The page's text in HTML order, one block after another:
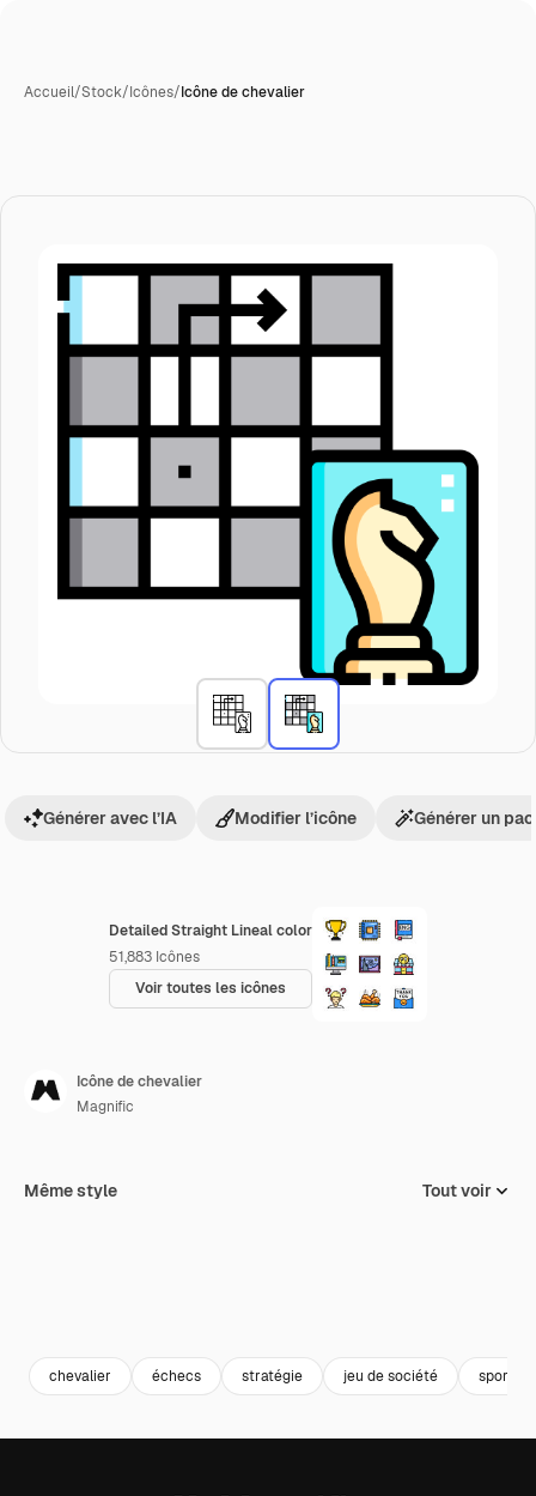
Accueil/Stock/Icônes/Icône de chevalier
Detailed Straight Lineal color
51,883 Icônes
Voir toutes les icônes
Générer avec l’IA Modifier l’icône Générer un
Icône de chevalier
Magnific
Même style Tout voir
chevalier échecs stratégie jeu de société sport et